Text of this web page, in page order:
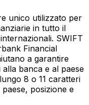
unico utilizzato per
in tutto il
SWIFT
Financial
a garantire
banca e al paese
8 o 11 caratteri
posizione e